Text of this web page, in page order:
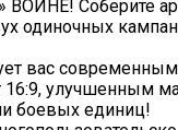
ВОЙНЕ! Соберите
одиночных
вас
улучшенным
боевых единиц!